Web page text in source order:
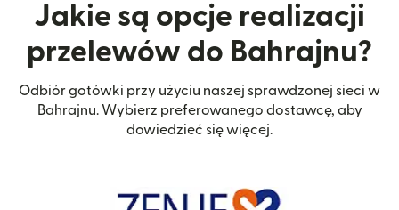
Jakie są opcje realizacji
przelewów do Bahrajnu?
Odbiór gotówki przy użyciu naszej sprawdzonej sieci w
Bahrajnu. Wybierz preferowanego dostawcę, aby
dowiedzieć się więcej.